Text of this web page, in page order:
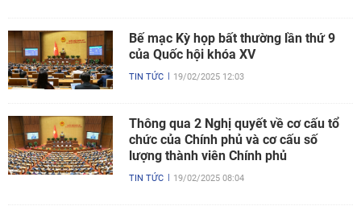
Bế mạc Kỳ họp bất thường lần thứ 9
của Quốc hội khóa XV
TIN TỨC 19/02/2025 12:03
Thông qua 2 Nghị quyết về cơ cấu tổ
chức của Chính phủ và cơ cấu số
lượng thành viên Chính phủ
TIN TỨC 19/02/2025 08:04